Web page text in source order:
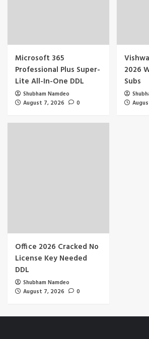
Microsoft 365
Professional Plus Super-
Lite All-In-One DDL
Shubham Namdeo
August 7, 2026
0
2026
Subs
Office 2026 Cracked No
License Key Needed
DDL
Shubham Namdeo
August 7, 2026
0